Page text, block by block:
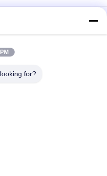
สีเต็มรูปแบบและการพิมพ์
รเชิญโฆษณาการพิมพ์แบบ
for?